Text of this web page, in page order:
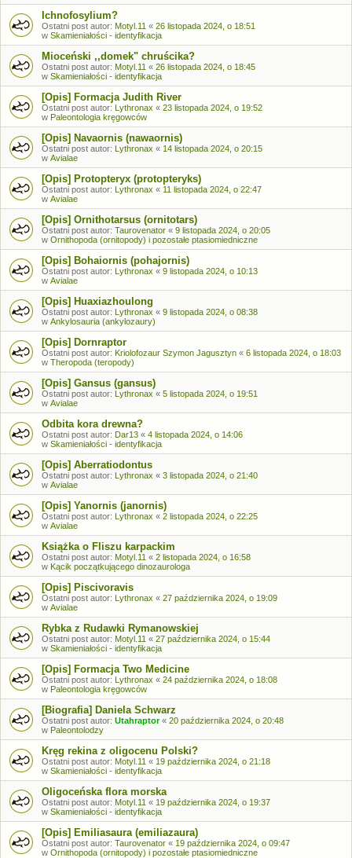
Ichnofosylium?
Ostatni post autor: Motyl.11 « 26 listopada 2024, o 18:51
w Skamieniałości - identyfikacja
Mioceński ,,domek" chruścika?
Ostatni post autor: Motyl.11 « 26 listopada 2024, o 18:45
w Skamieniałości - identyfikacja
[Opis] Formacja Judith River
Ostatni post autor: Lythronax « 23 listopada 2024, o 19:52
w Paleontologia kręgowców
[Opis] Navaornis (nawaornis)
Ostatni post autor: Lythronax « 14 listopada 2024, o 20:15
w Avialae
[Opis] Protopteryx (protopteryks)
Ostatni post autor: Lythronax « 11 listopada 2024, o 22:47
w Avialae
[Opis] Ornithotarsus (ornitotars)
Ostatni post autor: Taurovenator « 9 listopada 2024, o 20:05
w Ornithopoda (ornitopody) i pozostałe ptasiomiedniczne
[Opis] Bohaiornis (pohajornis)
Ostatni post autor: Lythronax « 9 listopada 2024, o 10:13
w Avialae
[Opis] Huaxiazhoulong
Ostatni post autor: Lythronax « 9 listopada 2024, o 08:38
w Ankylosauria (ankylozaury)
[Opis] Dornraptor
Ostatni post autor: Kriolofozaur Szymon Jagusztyn « 6 listopada 2024, o 18:03
w Theropoda (teropody)
[Opis] Gansus (gansus)
Ostatni post autor: Lythronax « 5 listopada 2024, o 19:51
w Avialae
Odbita kora drewna?
Ostatni post autor: Dar13 « 4 listopada 2024, o 14:06
w Skamieniałości - identyfikacja
[Opis] Aberratiodontus
Ostatni post autor: Lythronax « 3 listopada 2024, o 21:40
w Avialae
[Opis] Yanornis (janornis)
Ostatni post autor: Lythronax « 2 listopada 2024, o 22:25
w Avialae
Książka o Fliszu karpackim
Ostatni post autor: Motyl.11 « 2 listopada 2024, o 16:58
w Kącik początkującego dinozaurologa
[Opis] Piscivoravis
Ostatni post autor: Lythronax « 27 października 2024, o 19:09
w Avialae
Rybka z Rudawki Rymanowskiej
Ostatni post autor: Motyl.11 « 27 października 2024, o 15:44
w Skamieniałości - identyfikacja
[Opis] Formacja Two Medicine
Ostatni post autor: Lythronax « 24 października 2024, o 18:08
w Paleontologia kręgowców
[Biografia] Daniela Schwarz
Ostatni post autor: Utahraptor« 20 października 2024, o 20:48
w Paleontolodzy
Kręg rekina z oligocenu Polski?
Ostatni post autor: Motyl.11 « 19 października 2024, o 21:18
w Skamieniałości - identyfikacja
Oligoceńska flora morska
Ostatni post autor: Motyl.11 « 19 października 2024, o 19:37
w Skamieniałości - identyfikacja
[Opis] Emiliasaura (emiliazaura)
Ostatni post autor: Taurovenator « 19 października 2024, o 09:47
w Ornithopoda (ornitopody) i pozostałe ptasiomiedniczne